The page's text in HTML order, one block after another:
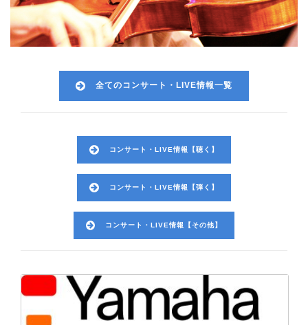
全てのコンサート・LIVE情報一覧
コンサート・LIVE情報【聴く】
コンサート・LIVE情報【弾く】
コンサート・LIVE情報【その他】